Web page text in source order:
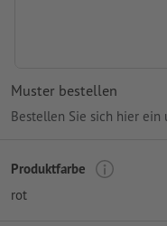
Muster bestellen
Bestellen Sie sich hier ein
Produktfarbe
rot